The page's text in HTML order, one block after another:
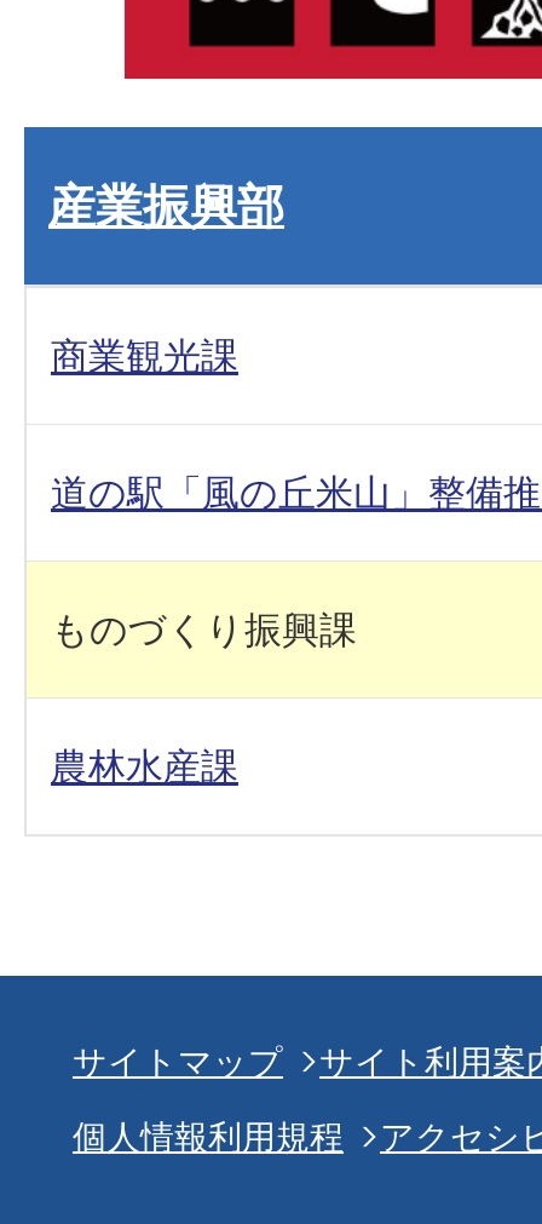
産業振興部
商業観光課
道の駅「風の丘米山」整備
ものづくり振興課
農林水産課
サイトマップ
サイト利用案
個人情報利用規程
アクセシ